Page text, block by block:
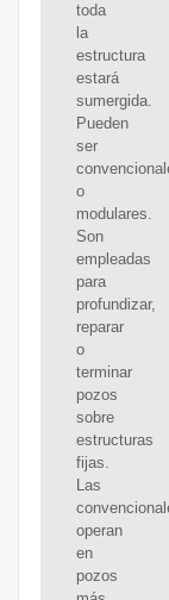
toda
la
estructura
estará
sumergida.
Pueden
ser
o
modulares.
Son
empleadas
para
profundizar,
reparar
o
terminar
pozos
sobre
estructuras
fijas.
Las
operan
en
pozos